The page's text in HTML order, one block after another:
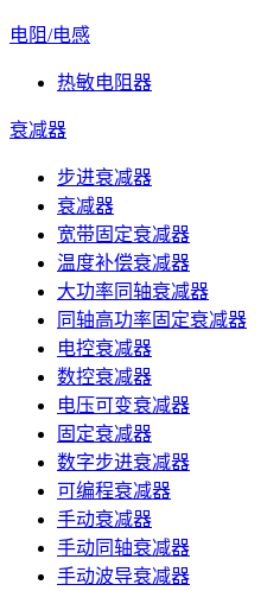
电阻/电感
热敏电阻器
衰减器
步进衰减器
衰减器
宽带固定衰减器
温度补偿衰减器
大功率同轴衰减器
同轴高功率固定衰减器
电控衰减器
数控衰减器
电压可变衰减器
固定衰减器
数字步进衰减器
可编程衰减器
手动衰减器
手动同轴衰减器
手动波导衰减器